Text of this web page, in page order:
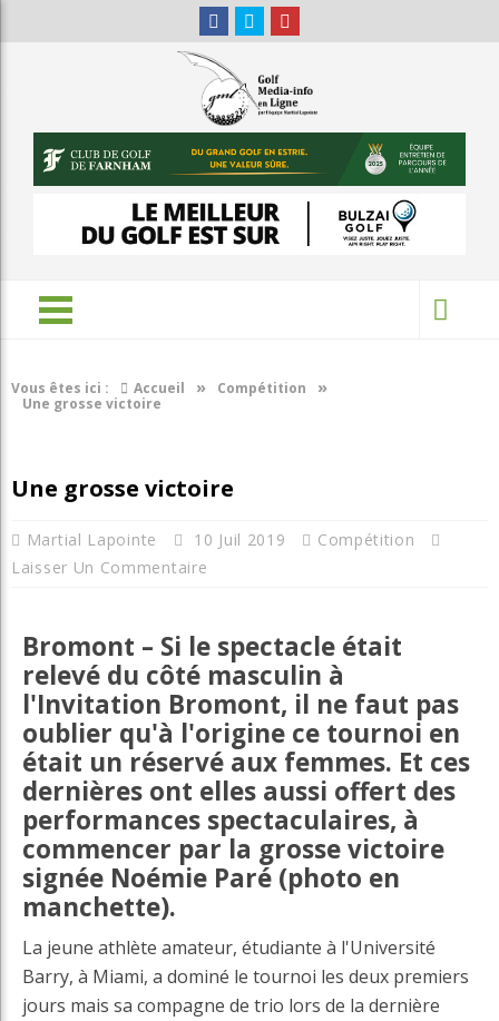
Vous êtes ici : Accueil » Compétition »
Une grosse victoire
Une grosse victoire
Martial Lapointe 10 Juil 2019
Compétition
Laisser Un Commentaire
Bromont – Si le spectacle était
relevé du côté masculin à
l'Invitation Bromont, il ne faut pas
oublier qu'à l'origine ce tournoi en
était un réservé aux femmes. Et ces
dernières ont elles aussi offert des
performances spectaculaires, à
commencer par la grosse victoire
signée Noémie Paré (photo en
manchette).
La jeune athlète amateur, étudiante à l'Université
Barry, à Miami, a dominé le tournoi les deux premiers
jours mais sa compagne de trio lors de la dernière